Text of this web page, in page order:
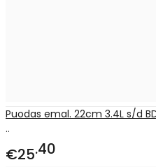
Puodas emal. 22cm 3.4L s/d
..
€25 40